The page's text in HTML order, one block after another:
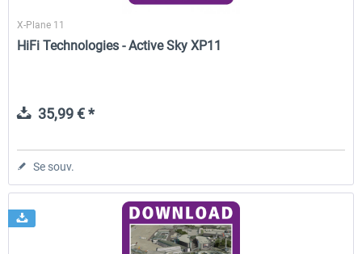
X-Plane 11
HiFi Technologies - Active Sky XP11
35,99 € *
Se souv.